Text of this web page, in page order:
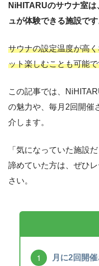
NiHITARUのサウナ室
ュが体験できる施設です
サウナの設定温度が高
ット楽しむことも可能
この記事では、
の魅力や、毎月2回開催
介します。
「気になっていた施設
諦めていた方は、ぜひ
さい。
月に2回開